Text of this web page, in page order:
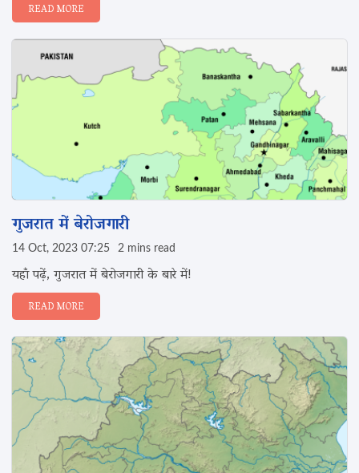
READ MORE
गुजरात में बेरोजगारी
14 Oct, 2023 07:25 2 mins read
यहाँ पढ़ें, गुजरात में बेरोजगारी के बारे में!
READ MORE